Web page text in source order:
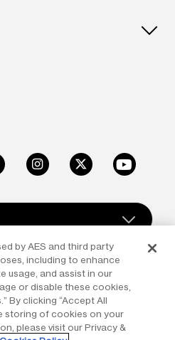
InstagramX Youtube
AES Corporation. All rights
part in any form or medium
permission of The AES
by AES and third party
including to enhance
usage, and assist in our
or disable these cookies,
By clicking “Accept All
storing of cookies on your
please visit our Privacy &